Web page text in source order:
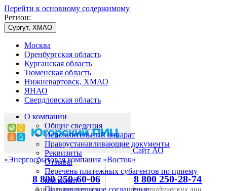
Перейти к основному содержимому
Регион:
Сургут, ХМАО
Москва
Оренбургская область
Курганская область
Тюменская область
Нижневартовск, ХМАО
ЯНАО
Свердловская область
Сайт АО
«Энергосбытовая компания «Восток»
8 800 250-60-06
для физических лиц
8 800 250-28-74
для юридических лиц
О компании
Общие сведения
Исполнительный аппарат
Правоустанавливающие документы
Реквизиты
Отзывы
Перечень платежных субагентов по приему
платежей
Пользовательское соглашение